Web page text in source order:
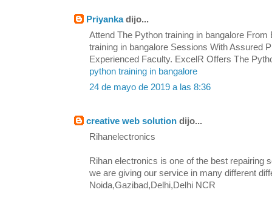
Priyankadijo...
Attend The Python training in bangalore
training in bangalore Sessions With Assured
Experienced Faculty. ExcelR Offers The
python training in bangalore
24 de mayo de 2019 a las 8:36
creative web solution dijo...
Rihanelectronics
Rihan electronics is one of the best repairing
we are giving our service in many different
Noida,Gazibad,Delhi,Delhi NCR